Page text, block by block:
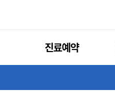
진료예약